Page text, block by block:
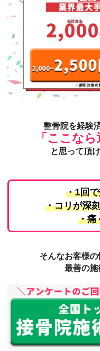
整骨院を経験
「こ こなら
と思って頂
・1回
・コリが深
・痛
そんなお客様
最善の施